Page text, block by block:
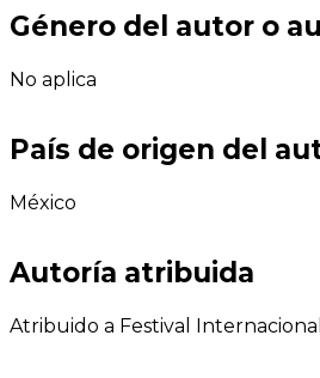
Género del autor o
No aplica
País de origen del
México
Autoría atribuida
Atribuido a Festival